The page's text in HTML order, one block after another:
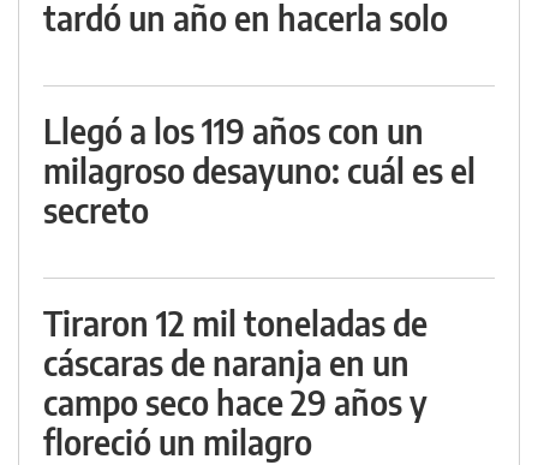
tardó un año en hacerla solo
Llegó a los 119 años con un
milagroso desayuno: cuál es el
secreto
Tiraron 12 mil toneladas de
cáscaras de naranja en un
campo seco hace 29 años y
floreció un milagro